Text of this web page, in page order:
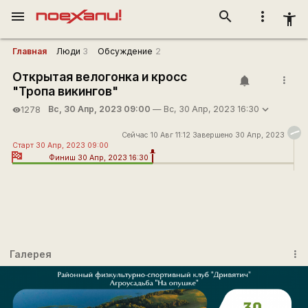
more_vert accessibility_new
search
menu
Главная Люди 3 Обсуждение 2
Открытая велогонка и кросс
"Тропа викингов"
more_vert
visibility1278 Вс, 30 Апр, 2023 09:00 — Вс, 30 Апр, 2023 16:30
Сейчас 10 Авг 11:12 Завершено 30 Апр, 2023
Старт 30 Апр, 2023 09:00
Финиш 30 Апр, 2023 16:30
Галерея more_vert